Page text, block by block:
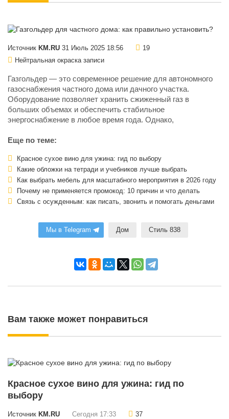
Источник KM.RU 31 Июль 2025 18:56
19
Нейтральная окраска записи
Газгольдер — это современное решение для автономного
газоснабжения частного дома или дачного участка.
Оборудование позволяет хранить сжиженный газ в
больших объемах и обеспечить стабильное
энергоснабжение в любое время года. Однако,
Еще по теме:
Красное сухое вино для ужина: гид по выбору
Какие обложки на тетради и учебников лучше выбрать
Как выбрать мебель для масштабного мероприятия в 2026 году
Почему не применяется промокод: 10 причин и что делать
Связь с осужденным: как писать, звонить и помогать деньгами
Мы в Telegram Дом Стиль 838
Вам также может понравиться
Красное сухое вино для ужина: гид по
выбору
Источник KM.RU Сегодня 17:33 37